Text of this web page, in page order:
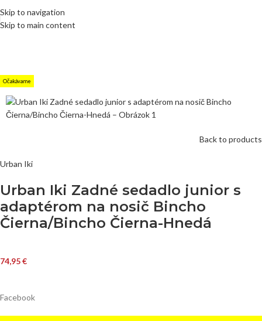
Skip to navigation
Skip to main content
Očakávame
Back to products
Urban Iki
Urban Iki Zadné sedadlo junior s
adaptérom na nosič Bincho
Čierna/Bincho Čierna-Hnedá
74,95€
Facebook